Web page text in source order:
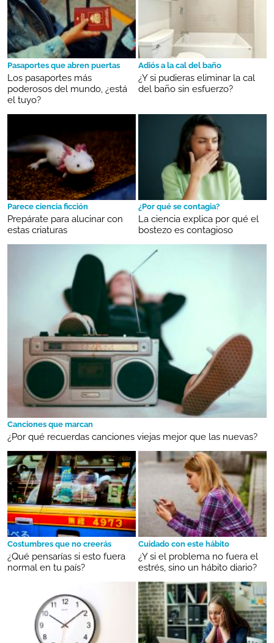
Pasaportes que abren puertas
Los pasaportes más
poderosos del mundo, ¿está
el tuyo?
Adiós a la cal del baño
¿Y si pudieras eliminar la cal
del baño sin esfuerzo?
Parece ciencia ficción
Prepárate para alucinar con
estas criaturas
¿Por qué se contagia?
La ciencia explica por qué el
bostezo es contagioso
Canciones que marcan
¿Por qué recuerdas canciones viejas mejor que las nuevas?
Costumbres que no creerás
¿Qué pensarías si esto fuera
normal en tu país?
Cuidado con este hábito
¿Y si el problema no fuera el
estrés, sino un hábito diario?